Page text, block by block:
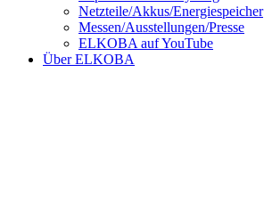
Netzteile/Akkus/Energiespeicher
Messen/Ausstellungen/Presse
ELKOBA auf YouTube
Über ELKOBA